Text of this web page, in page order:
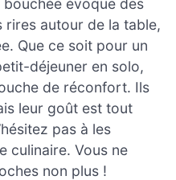
rires autour de la table,
Que ce soit pour un
déjeuner en solo,
de réconfort. Ils
leur goût est tout
pas à les
culinaire. Vous ne
non plus !